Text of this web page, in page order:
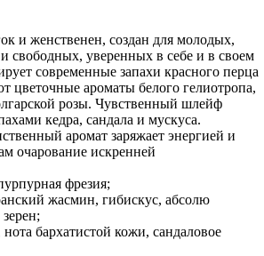
и женственен, создан для молодых,
уверенных в себе и в своем
современные запахи красного перца
цветочные ароматы белого гелиотропа,
розы. Чувственный шлейф
кедра, сандала и мускуса.
аромат заряжает энергией и
очарование искренней
фрезия;
жасмин, гибискус, абсолю
бархатистой кожи, сандаловое